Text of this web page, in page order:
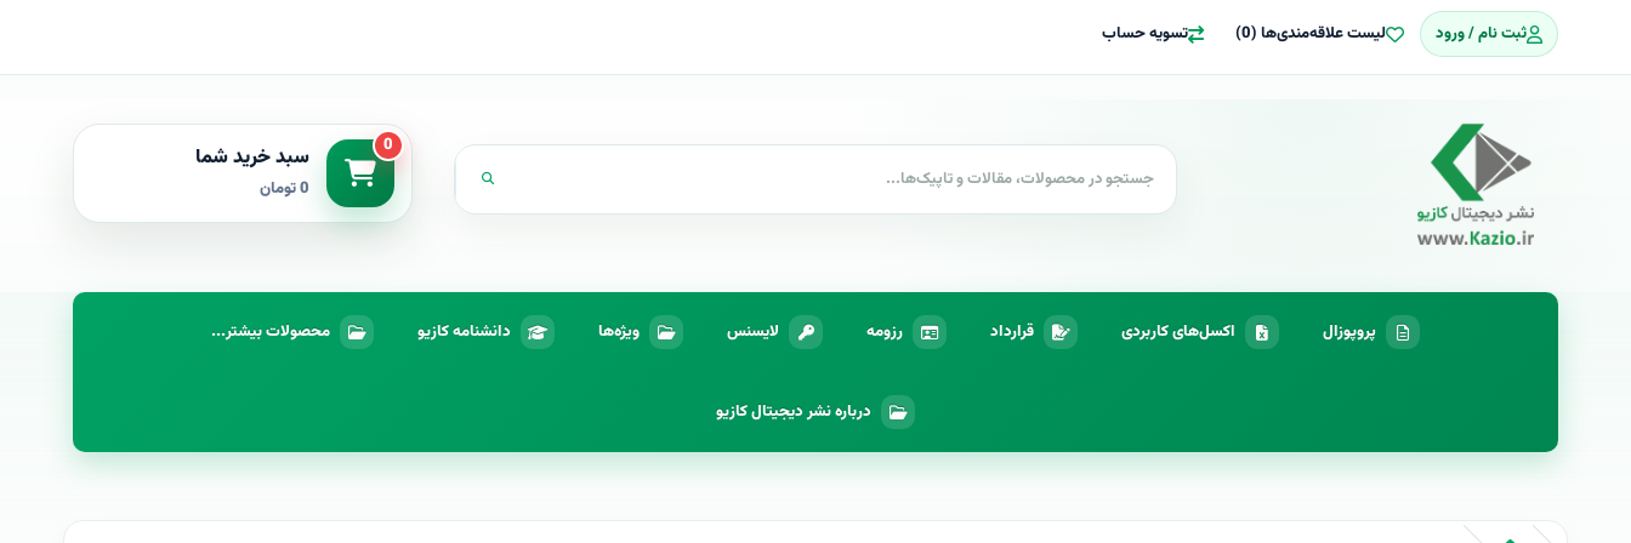
ثبت نام / ورود لیست علاقه‌مندی‌ها (0) تسویه حساب
0 سبد خرید شما
0 تومان
پروپوزال اکسل‌های کاربردی قرارداد رزومه لایسنس ویژه‌ها دانشنامه کازیو محصولات بیشتر...
درباره نشر دیجیتال کازیو